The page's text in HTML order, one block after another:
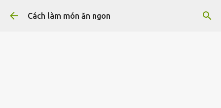
Chuyển đến nội dung chính
Cách làm món ăn ngon